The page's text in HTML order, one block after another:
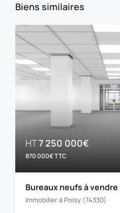
Biens similaires
HT7 250 000€
870 000€ TTC
Immobilier à Poisy (74330)